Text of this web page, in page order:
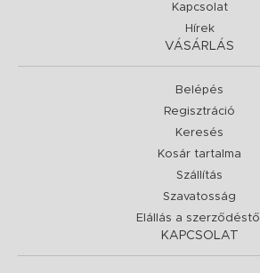
Kapcsolat
Hírek
VÁSÁRLÁS
Belépés
Regisztráció
Keresés
Kosár tartalma
Szállítás
Szavatosság
Elállás a szerződéstől
KAPCSOLAT